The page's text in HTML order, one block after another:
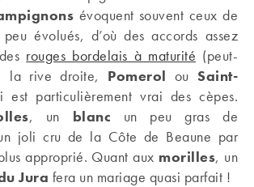
évoquent souvent ceux de
évolués, d’où des accords assez
rouges bordelais à maturité (peut-
la rive droite, Pomerol ou Saint-
est particulièrement vrai des cèpes.
, un blanc un peu gras de
joli cru de la Côte de Beaune par
approprié. Quant aux morilles, un
Jura fera un mariage quasi parfait !